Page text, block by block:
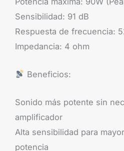
Sensibilidad: 91 dB
Respuesta de frecuencia:
Impedancia: 4 ohm
Beneficios:
Sonido más potente sin
amplificador
Alta sensibilidad para
potencia